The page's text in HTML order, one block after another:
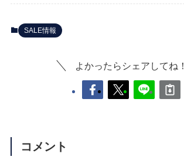
SALE情報
よかったらシェアしてね！
コメント